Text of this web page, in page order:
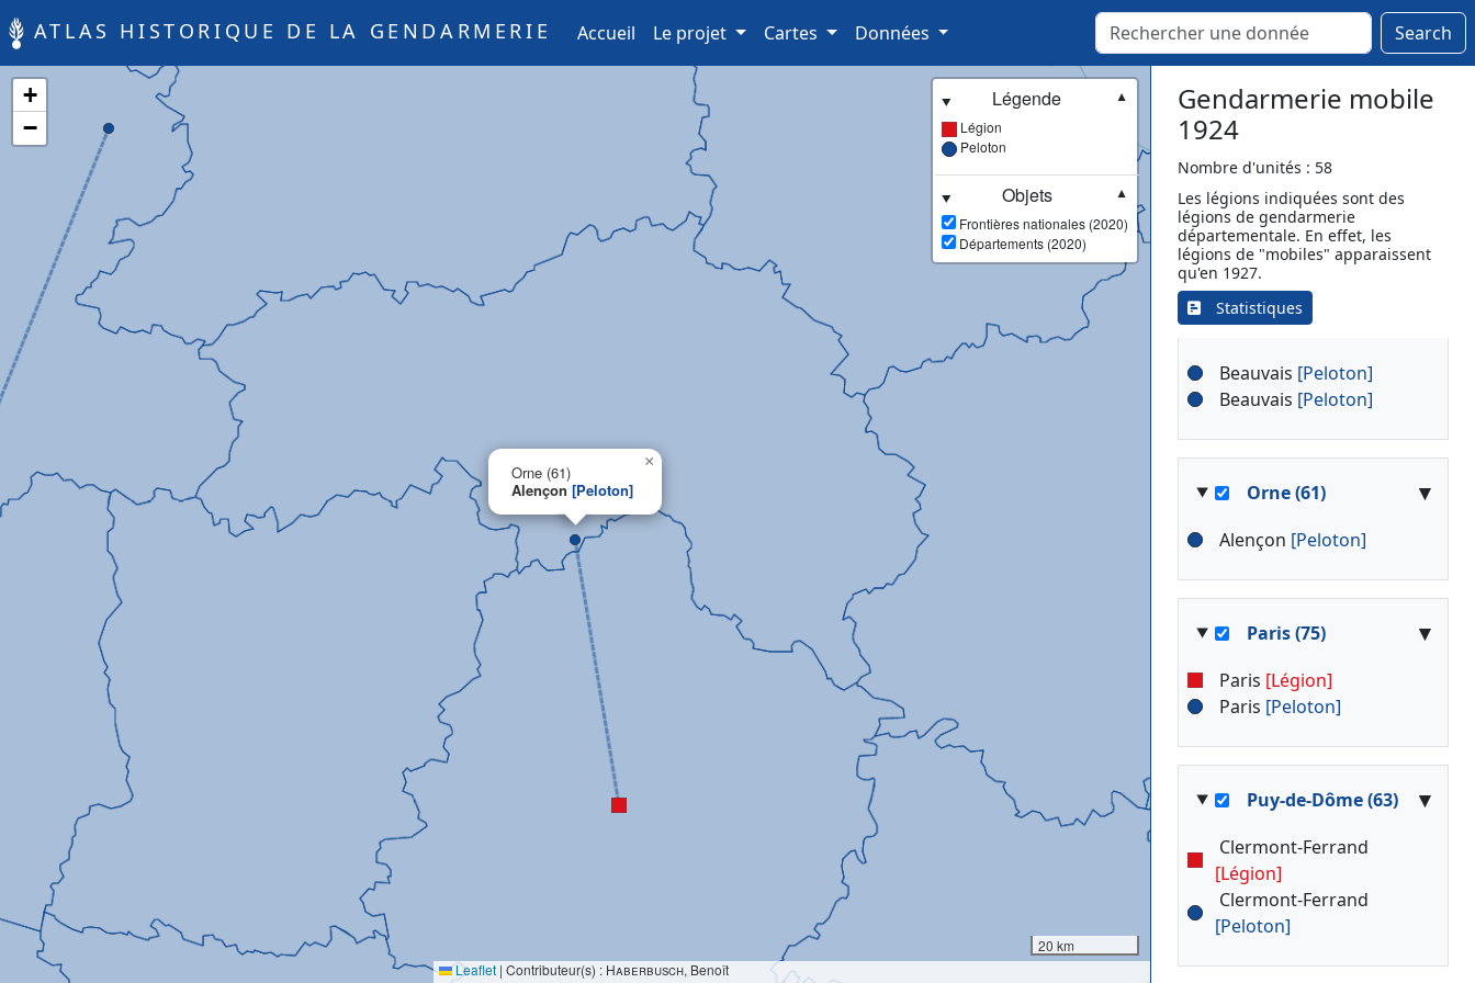
ATLAS HISTORIQUE DE LA GENDARMERIE Accueil (current)
Le projet Cartes Données Search
Orne (61)
Alençon [Peloton]
×
+
−
Légende
▼
Légion
Peloton
Objets
▼
Frontières nationales (2020)
Départements (2020)
20 km
Leaflet | Contributeur(s) : Haberbusch, Benoît
Gendarmerie mobile
1924
Nombre d'unités : 58
Les légions indiquées sont des
légions de gendarmerie
départementale. En effet, les
légions de "mobiles" apparaissent
qu'en 1927.
Statistiques
Bar-le-Duc
Bar-le-Duc[Peloton]
Nord (59)
Lille[Légion]
Lille[Peloton]
Oise (60)
Beauvais [Peloton]
Beauvais [Peloton]
Orne (61) ▾
Alençon [Peloton]
Paris (75) ▾
Paris [Légion]
Paris [Peloton]
Puy-de-Dôme (63) ▾
Clermont-Ferrand
[Légion]
Clermont-Ferrand
[Peloton]